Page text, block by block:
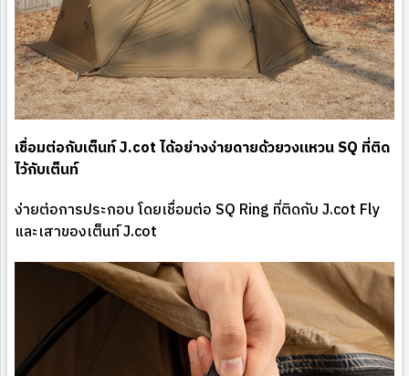
เชื่อมต่อกับเต็นท์ J.cot ได้อย่างง่ายดายด้วยวงแหวน SQ ที่ติด
ไว้กับเต็นท์
ง่ายต่อการประกอบ โดยเชื่อมต่อ SQ Ring ที่ติดกับ J.cot Fly
และเสาของเต็นท์ J.cot